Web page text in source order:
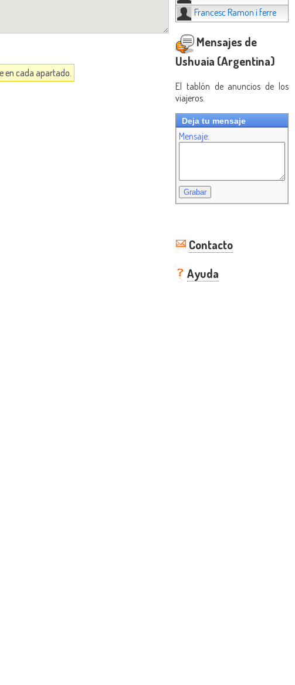
en cada apartado.
Francesc Ramon i ferre
Mensajes de
Ushuaia (Argentina)
El tablón de anuncios de los
viajeros.
Deja tu mensaje
Mensaje:
Contacto
Ayuda